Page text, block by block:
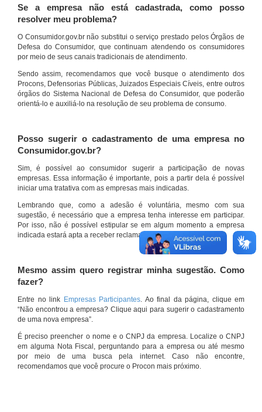
Se a empresa não está cadastrada, como posso
resolver meu problema?
O Consumidor.gov.br não substitui o serviço prestado pelos Órgãos de
Defesa do Consumidor, que continuam atendendo os consumidores
por meio de seus canais tradicionais de atendimento.
Sendo assim, recomendamos que você busque o atendimento dos
Procons, Defensorias Públicas, Juizados Especiais Cíveis, entre outros
órgãos do Sistema Nacional de Defesa do Consumidor, que poderão
orientá-lo e auxiliá-lo na resolução de seu problema de consumo.
Posso sugerir o cadastramento de uma empresa no
Consumidor.gov.br?
Sim, é possível ao consumidor sugerir a participação de novas
empresas. Essa informação é importante, pois a partir dela é possível
iniciar uma tratativa com as empresas mais indicadas.
Lembrando que, como a adesão é voluntária, mesmo com sua
sugestão, é necessário que a empresa tenha interesse em participar.
Por isso, não é possível estipular se em algum momento a empresa
indicada estará apta a receber reclamações por meio do site.
Mesmo assim quero registrar minha sugestão. Como
fazer?
Entre no link Empresas Participantes. Ao final da página, clique em
“Não encontrou a empresa? Clique aqui para sugerir o cadastramento
de uma nova empresa”.
É preciso preencher o nome e o CNPJ da empresa. Localize o CNPJ
em alguma Nota Fiscal, perguntando para a empresa ou até mesmo
por meio de uma busca pela internet. Caso não encontre,
recomendamos que você procure o Procon mais próximo.